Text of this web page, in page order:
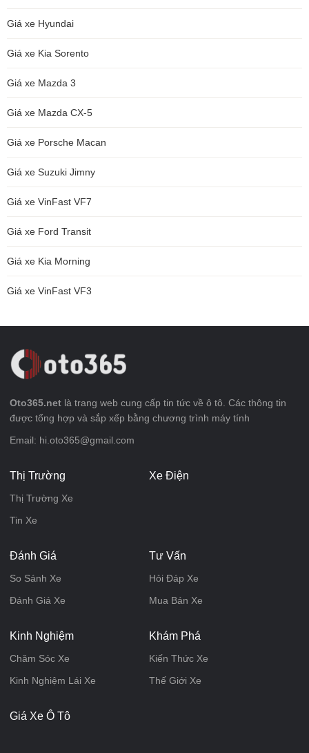
Giá xe Hyundai
Giá xe Kia Sorento
Giá xe Mazda 3
Giá xe Mazda CX-5
Giá xe Porsche Macan
Giá xe Suzuki Jimny
Giá xe VinFast VF7
Giá xe Ford Transit
Giá xe Kia Morning
Giá xe VinFast VF3
Oto365.net là trang web cung cấp tin tức về ô tô. Các thông tin
được tổng hợp và sắp xếp bằng chương trình máy tính
Email: hi.oto365@gmail.com
Thị Trường
Thị Trường Xe
Tin Xe
Xe Điện
Đánh Giá
So Sánh Xe
Đánh Giá Xe
Tư Vấn
Hỏi Đáp Xe
Mua Bán Xe
Kinh Nghiệm
Chăm Sóc Xe
Kinh Nghiệm Lái Xe
Khám Phá
Kiến Thức Xe
Thế Giới Xe
Giá Xe Ô Tô